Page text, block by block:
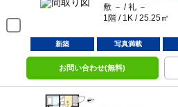
敷 － / 礼 －
1階 / 1K / 25.25㎡
新築 写真満載
お問い合わせ(無料)